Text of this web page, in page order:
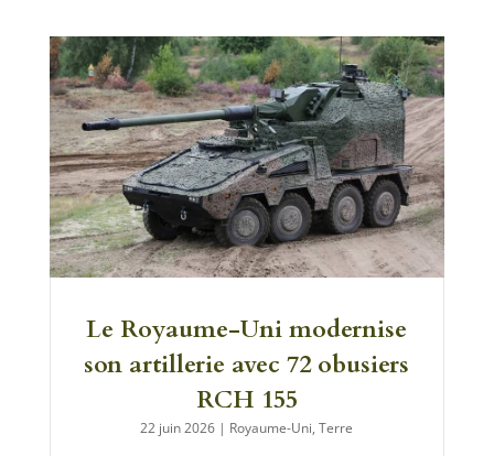
Le Royaume-Uni modernise
son artillerie avec 72 obusiers
RCH 155
22 juin 2026 | Royaume-Uni,Terre